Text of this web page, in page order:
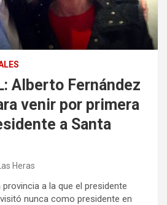
Alberto Fernández
venir por primera
a Santa
Heras
a la que el presidente
nunca como presidente en